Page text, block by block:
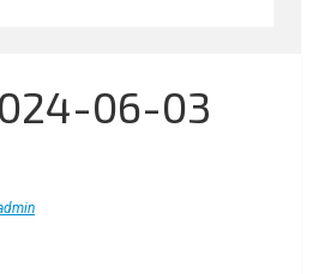
06-03